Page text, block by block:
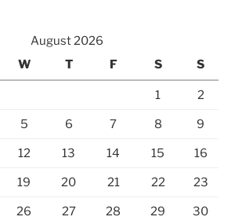
August 2026
W T F S S
1 2
5 6 7 8 9
12 13 14 15 16
19 20 21 22 23
26 27 28 29 30